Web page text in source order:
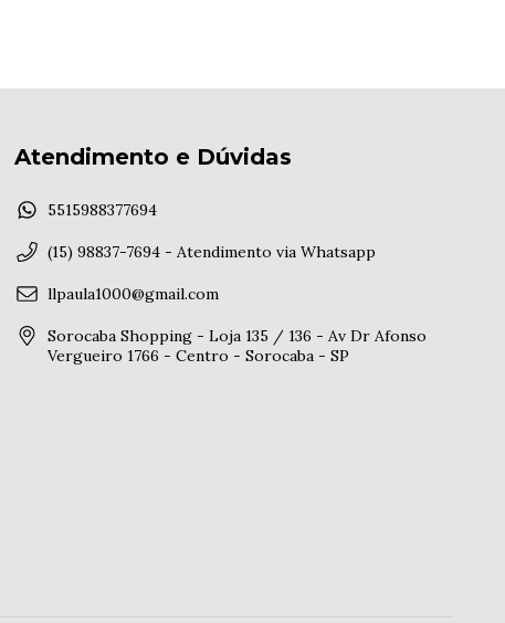
Atendimento e Dúvidas
5515988377694
(15) 98837-7694 - Atendimento via Whatsapp
llpaula1000@gmail.com
Sorocaba Shopping - Loja 135 / 136 - Av Dr Afonso
Vergueiro 1766 - Centro - Sorocaba - SP